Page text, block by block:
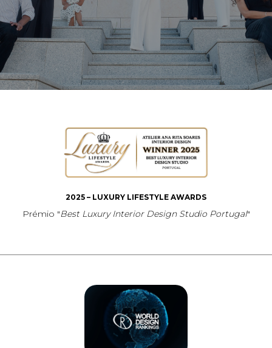
2025 – LUXURY LIFESTYLE AWARDS
Prémio "Best Luxury Interior Design Studio Portugal"